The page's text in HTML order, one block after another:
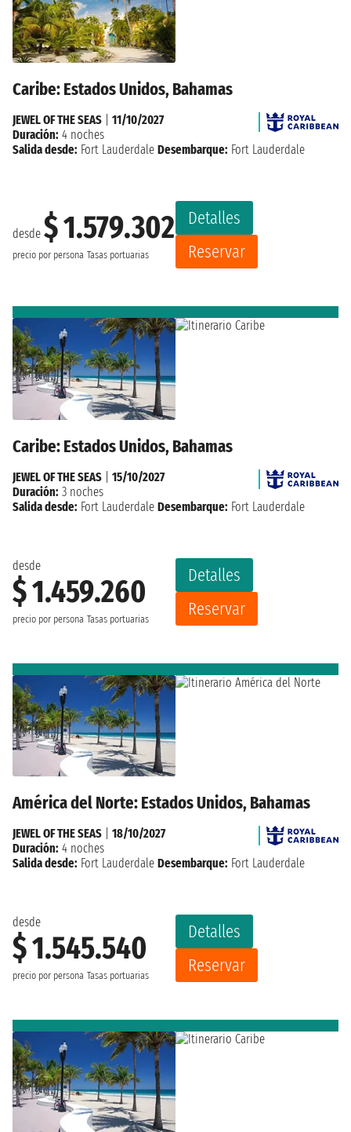
Caribe: Estados Unidos, Bahamas
desde $ 1.579.302
precio por persona Tasas portuarias
Detalles
Reservar
JEWEL OF THE SEAS
11/10/2027
Duración: 4 noches
Salida desde: Fort Lauderdale Desembarque: Fort Lauderdale
Caribe: Estados Unidos, Bahamas
desde
$ 1.459.260
precio por persona Tasas portuarias
Detalles
Reservar
JEWEL OF THE SEAS
15/10/2027
Duración: 3 noches
Salida desde: Fort Lauderdale Desembarque: Fort Lauderdale
América del Norte: Estados Unidos, Bahamas
desde
$ 1.545.540
precio por persona Tasas portuarias
Detalles
Reservar
JEWEL OF THE SEAS
18/10/2027
Duración: 4 noches
Salida desde: Fort Lauderdale Desembarque: Fort Lauderdale